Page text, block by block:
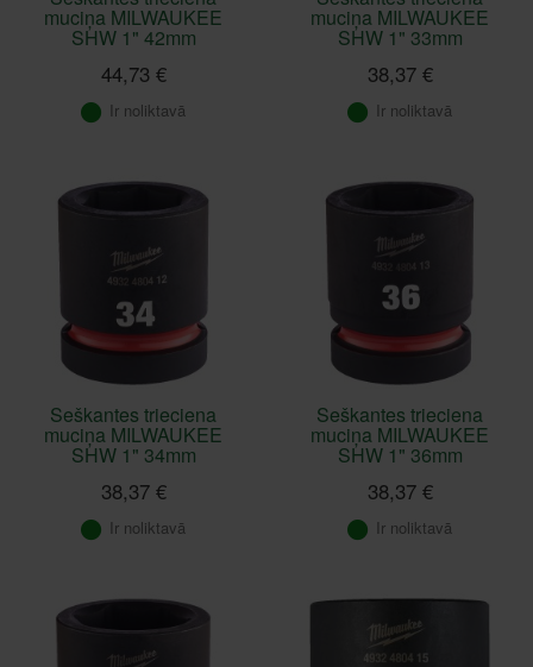
muciņa MILWAUKEE
SHW 1" 42mm
44,73 €
Ir noliktavā
muciņa MILWAUKEE
SHW 1" 33mm
38,37 €
Ir noliktavā
Seškantes trieciena
muciņa MILWAUKEE
SHW 1" 34mm
38,37 €
Ir noliktavā
Seškantes trieciena
muciņa MILWAUKEE
SHW 1" 36mm
38,37 €
Ir noliktavā